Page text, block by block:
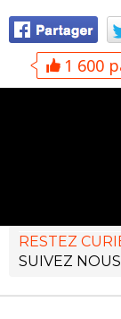
1 600
RESTEZ
SUIVEZ NOUS